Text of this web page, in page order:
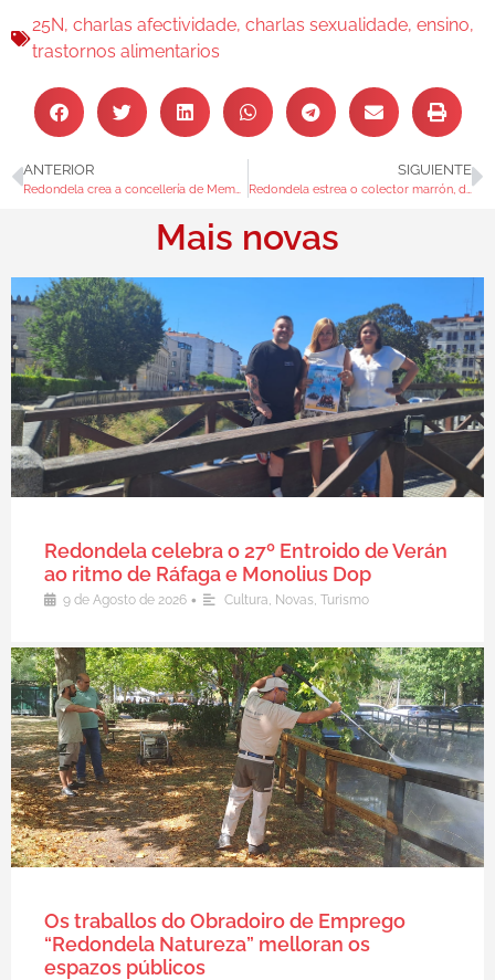
25N, charlas afectividade, charlas sexualidade, ensino,
trastornos alimentarios
ANTERIOR SIGUIENTE
Mais novas
Redondela celebra o 27º Entroido de Verán
ao ritmo de Ráfaga e Monolius Dop
9 de Agosto de 2026 • Cultura Novas Turismo
Os traballos do Obradoiro de Emprego
“Redondela Natureza” melloran os
espazos públicos